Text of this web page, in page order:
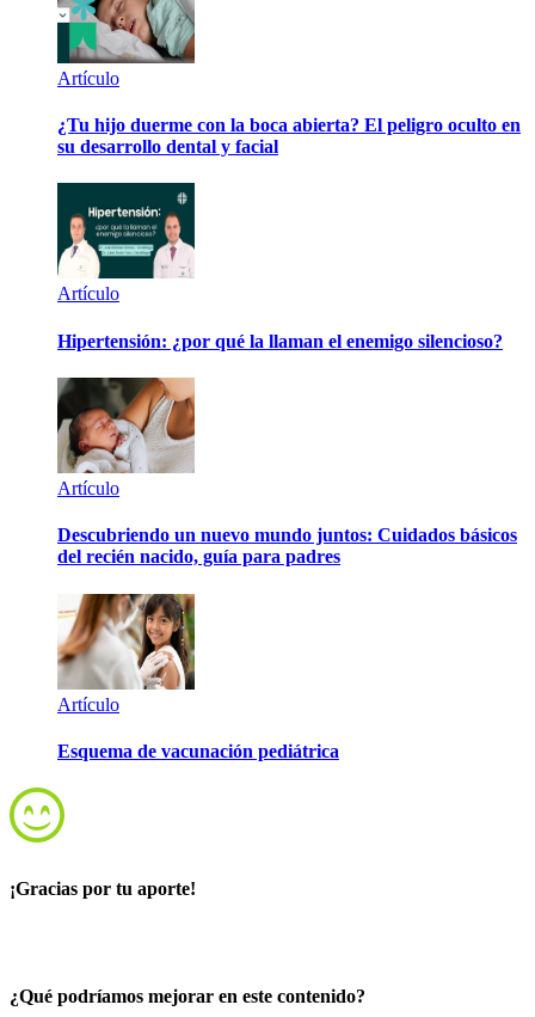
Artículo
¿Tu hijo duerme con la boca abierta? El peligro oculto en
su desarrollo dental y facial
Artículo
Hipertensión: ¿por qué la llaman el enemigo silencioso?
Artículo
Descubriendo un nuevo mundo juntos: Cuidados básicos
del recién nacido, guía para padres
Artículo
Esquema de vacunación pediátrica
¡Gracias por tu aporte!
¿Qué podríamos mejorar en este contenido?